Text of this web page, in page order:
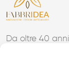
Da oltre 40
e realizzano